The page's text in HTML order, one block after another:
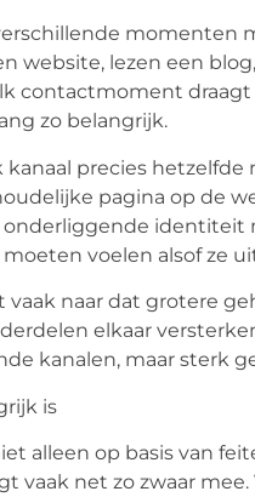
momenten
website, lezen een
contactmoment
zo belangrijk.
precies
pagina op de
onderliggende identiteit
voelen alsof ze
naar dat grotere
elkaar
kanalen, maar sterk
is
alleen op basis van
vaak net zo zwaar